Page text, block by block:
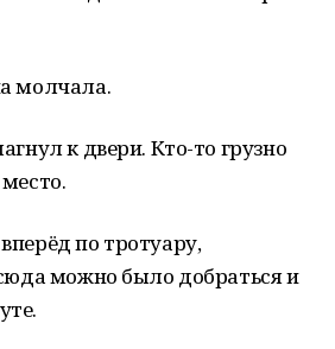
молчала.
к двери. Кто-то грузно
по тротуару,
можно было добраться и